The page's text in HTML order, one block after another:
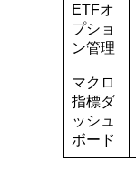
ETFオ
プショ
ン管理
マクロ
指標ダ
ッシュ
ボード